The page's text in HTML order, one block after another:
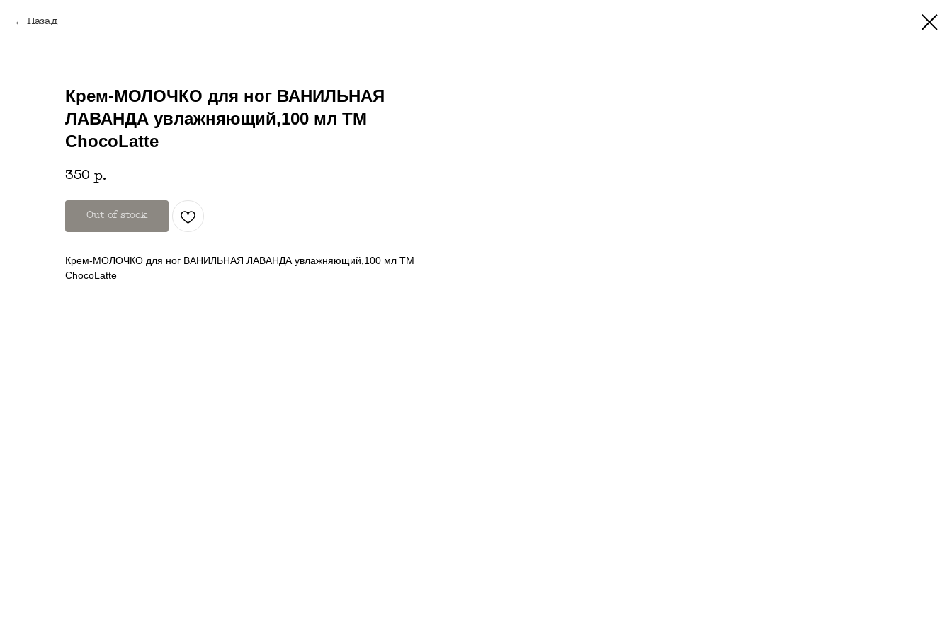
Назад
Крем-МОЛОЧКО для ног ВАНИЛЬНАЯ
ЛАВАНДА увлажняющий,100 мл TM
ChocoLatte
350 р.
Out of stock
Крем-МОЛОЧКО для ног ВАНИЛЬНАЯ ЛАВАНДА увлажняющий,100 мл TM
ChocoLatte